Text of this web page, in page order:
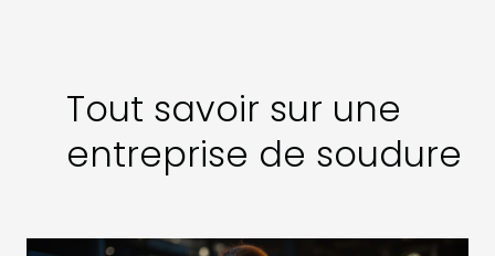
Tout savoir sur une
entreprise de soudure